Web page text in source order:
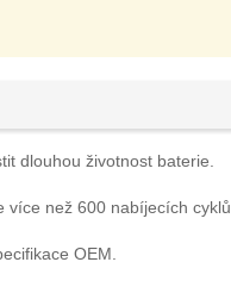
dlouhou životnost baterie.
než 600 nabíjecích cyklů.
OEM.